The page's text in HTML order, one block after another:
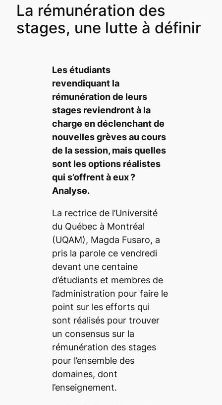
La rémunération des
stages, une lutte à définir
Les étudiants
revendiquant la
rémunération de leurs
stages reviendront à la
charge en déclenchant de
nouvelles grèves au cours
de la session, mais quelles
sont les options réalistes
qui s’offrent à eux ?
Analyse.
La rectrice de l’Université
du Québec à Montréal
(UQAM), Magda Fusaro, a
pris la parole ce vendredi
devant une centaine
d’étudiants et membres de
l’administration pour faire le
point sur les efforts qui
sont réalisés pour trouver
un consensus sur la
rémunération des stages
pour l’ensemble des
domaines, dont
l’enseignement.